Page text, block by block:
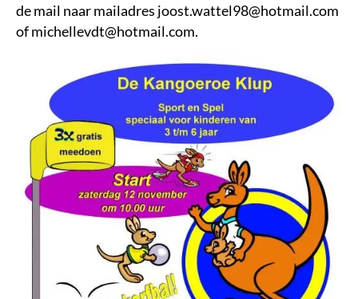
de mail naar mailadres joost.wattel98@hotmail.com
of michellevdt@hotmail.com.